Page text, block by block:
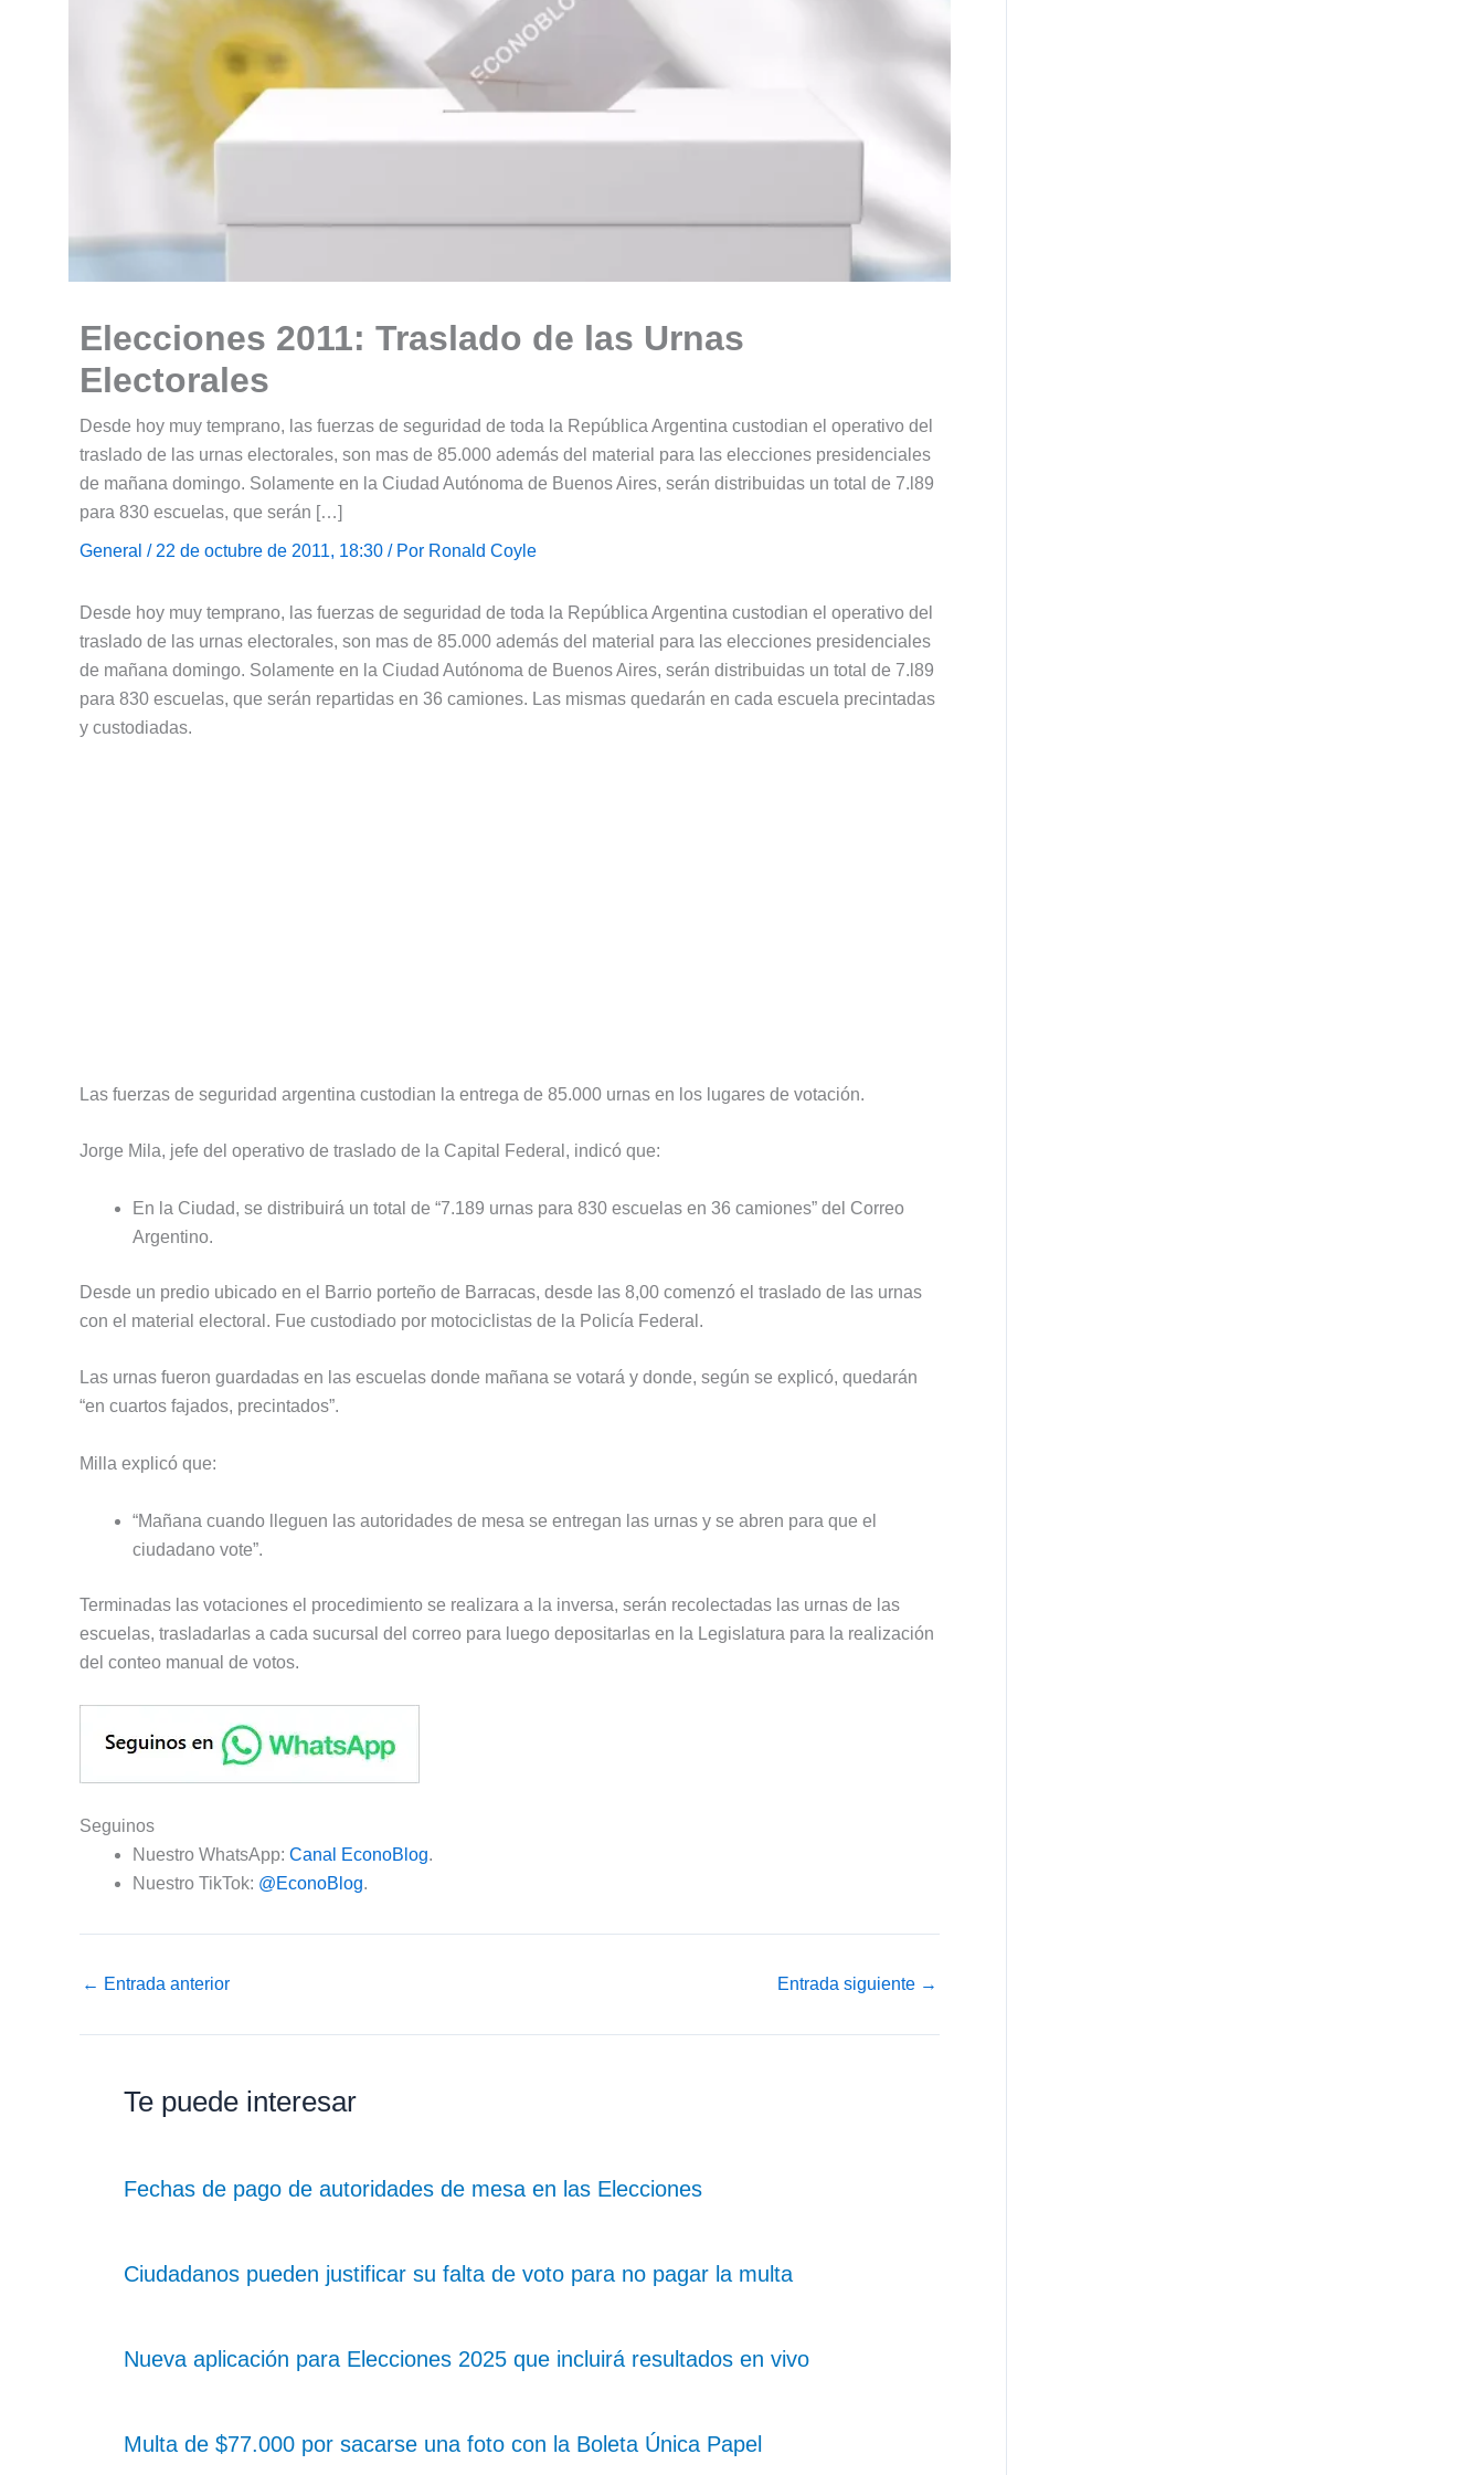
Elecciones 2011: Traslado de las Urnas
Electorales
Desde hoy muy temprano, las fuerzas de seguridad de toda la República Argentina custodian el operativo del
traslado de las urnas electorales, son mas de 85.000 además del material para las elecciones presidenciales
de mañana domingo. Solamente en la Ciudad Autónoma de Buenos Aires, serán distribuidas un total de 7.l89
para 830 escuelas, que serán […]
General / 22 de octubre de 2011, 18:30 / Por Ronald Coyle
Desde hoy muy temprano, las fuerzas de seguridad de toda la República Argentina custodian el operativo del
traslado de las urnas electorales, son mas de 85.000 además del material para las elecciones presidenciales
de mañana domingo. Solamente en la Ciudad Autónoma de Buenos Aires, serán distribuidas un total de 7.l89
para 830 escuelas, que serán repartidas en 36 camiones. Las mismas quedarán en cada escuela precintadas
y custodiadas.
Las fuerzas de seguridad argentina custodian la entrega de 85.000 urnas en los lugares de votación.
Jorge Mila, jefe del operativo de traslado de la Capital Federal, indicó que:
En la Ciudad, se distribuirá un total de “7.189 urnas para 830 escuelas en 36 camiones” del Correo
Argentino.
Desde un predio ubicado en el Barrio porteño de Barracas, desde las 8,00 comenzó el traslado de las urnas
con el material electoral. Fue custodiado por motociclistas de la Policía Federal.
Las urnas fueron guardadas en las escuelas donde mañana se votará y donde, según se explicó, quedarán
“en cuartos fajados, precintados”.
Milla explicó que:
“Mañana cuando lleguen las autoridades de mesa se entregan las urnas y se abren para que el
ciudadano vote”.
Terminadas las votaciones el procedimiento se realizara a la inversa, serán recolectadas las urnas de las
escuelas, trasladarlas a cada sucursal del correo para luego depositarlas en la Legislatura para la realización
del conteo manual de votos.
Seguinos
Nuestro WhatsApp: Canal EconoBlog.
Nuestro TikTok: @EconoBlog.
← Entrada anterior Entrada siguiente →
Te puede interesar
Fechas de pago de autoridades de mesa en las Elecciones
Ciudadanos pueden justificar su falta de voto para no pagar la multa
Nueva aplicación para Elecciones 2025 que incluirá resultados en vivo
Multa de $77.000 por sacarse una foto con la Boleta Única Papel